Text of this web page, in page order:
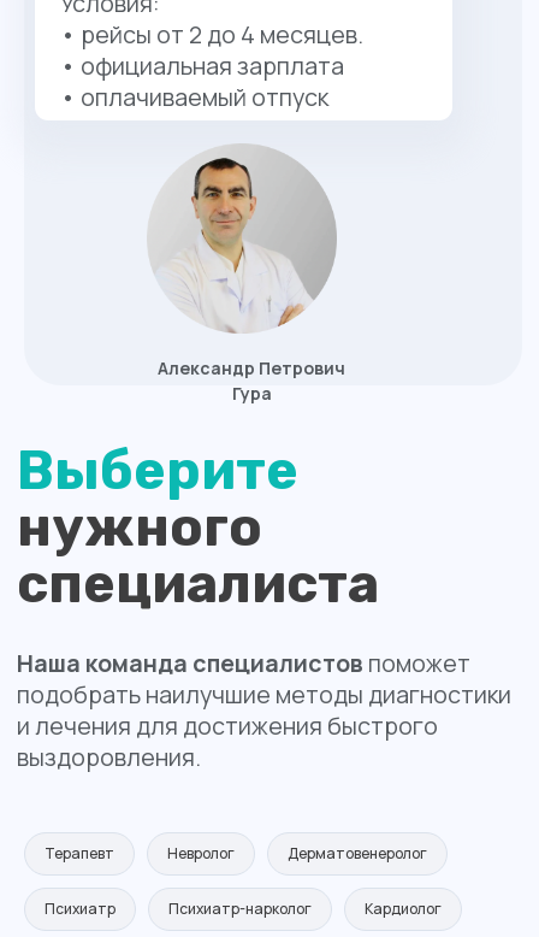
Терапевт Невролог Дерматовенеролог
Психиатр Психиатр-нарколог Кардиолог
Услуги
медцентра:
Записаться на приём
Диагностика
Дневной стационар
Прививочный кабинет
Процедурный кабинет